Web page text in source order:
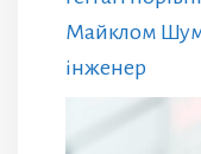
Майклом
інженер